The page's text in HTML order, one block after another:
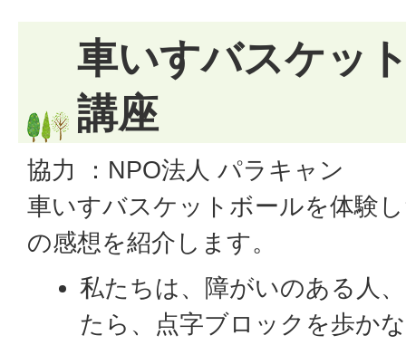
車いすバスケッ
講座
協力 ：NPO法人 パラキャン
車いすバスケットボールを体験
の感想を紹介します。
私たちは、障がいのある人
たら、点字ブロックを歩か